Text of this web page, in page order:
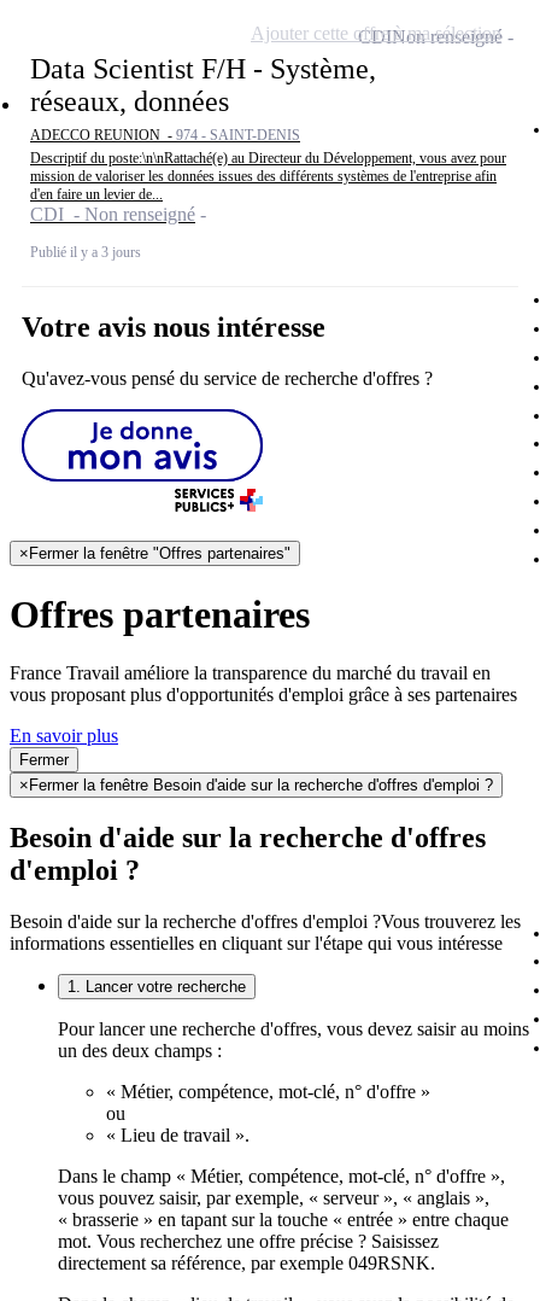
Data Scientist F/H - Système,
réseaux, données
ADECCO REUNION - 974 - SAINT-DENIS
Descriptif du poste:\n\nRattaché(e) au Directeur du Développement, vous avez pour
mission de valoriser les données issues des différents systèmes de l'entreprise afin
d'en faire un levier de...
CDI - Non renseigné
Publié il y a 3 jours
CDINon renseigné
Ajouter cette offre à ma sélection
Votre avis nous intéresse
Qu'avez-vous pensé du service de recherche d'offres ?
× Fermer la fenêtre "Offres partenaires"
Offres partenaires
France Travail améliore la transparence du marché du travail en
vous proposant plus d'opportunités d'emploi grâce à ses partenaires
En savoir plus
Fermer
× Fermer la fenêtre Besoin d'aide sur la recherche d'offres d'emploi ?
Besoin d'aide sur la recherche d'offres
d'emploi ?
Besoin d'aide sur la recherche d'offres d'emploi ?Vous trouverez les
informations essentielles en cliquant sur l'étape qui vous intéresse
1. Lancer votre recherche
Pour lancer une recherche d'offres, vous devez saisir au moins
un des deux champs :
« Métier, compétence, mot-clé, n° d'offre »
ou
« Lieu de travail ».
Dans le champ « Métier, compétence, mot-clé, n° d'offre »,
vous pouvez saisir, par exemple, « serveur », « anglais »,
« brasserie » en tapant sur la touche « entrée » entre chaque
mot. Vous recherchez une offre précise ? Saisissez
directement sa référence, par exemple 049RSNK.